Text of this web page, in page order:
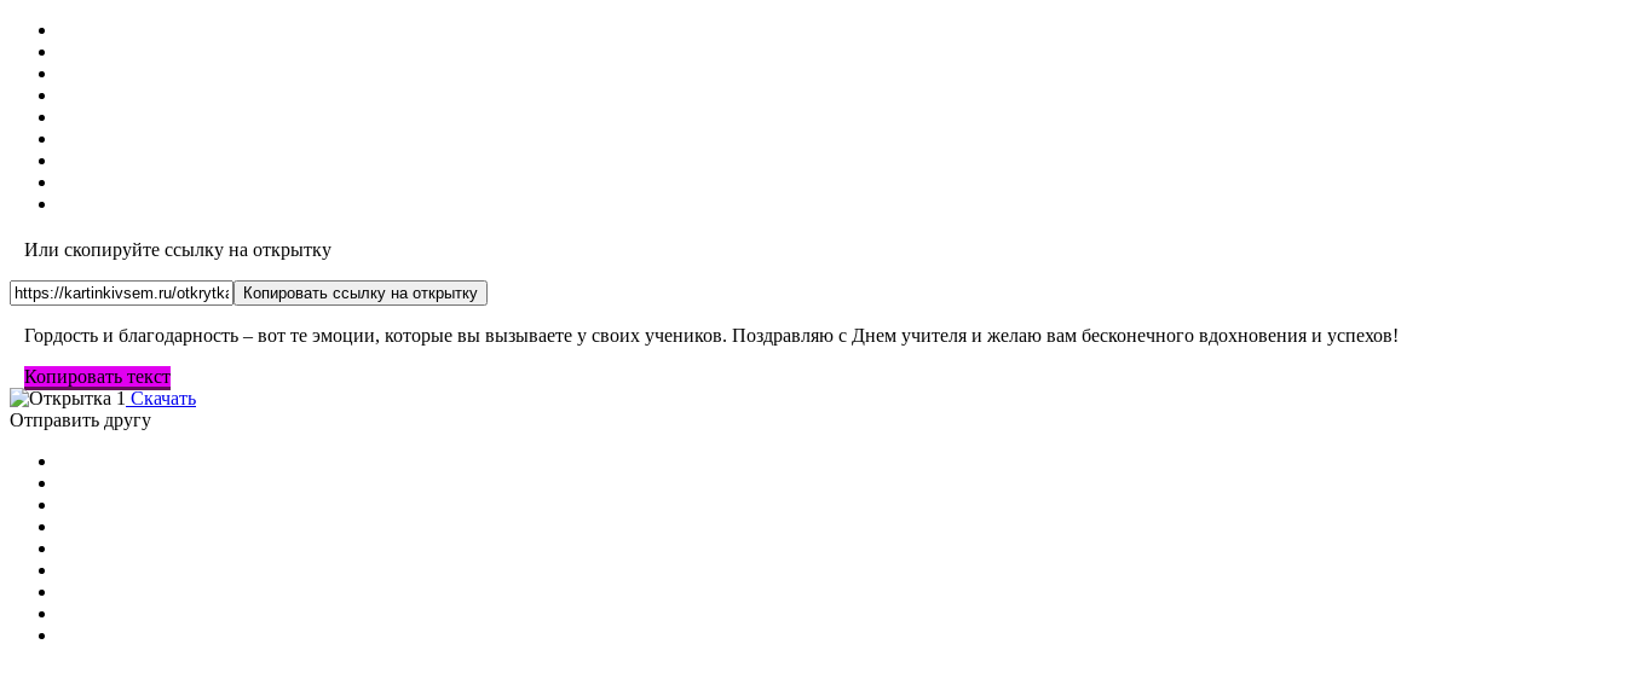
Или скопируйте ссылку на открытку
Копировать ссылку на открытку
Гордость и благодарность – вот те эмоции, которые вы вызываете у своих учеников. Поздравляю с Днем учителя и желаю вам бесконечного вдохновения и успехов!
Копировать текст
Скачать
Отправить другу